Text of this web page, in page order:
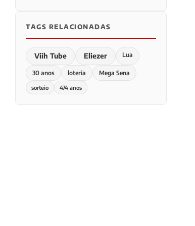
TAGS RELACIONADAS
Viih Tube Eliezer Lua
30 anos loteria Mega Sena
sorteio 474 anos